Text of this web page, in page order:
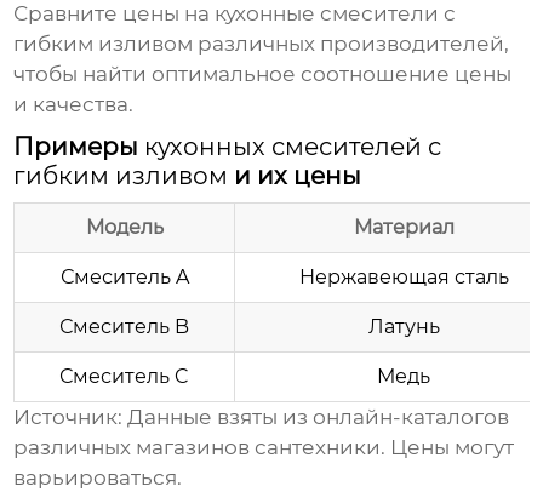
Сравните цены на кухонные смесители с
гибким изливом различных производителей,
чтобы найти оптимальное соотношение цены
и качества.
Примеры кухонных смесителей с
гибким изливом и их цены
Модель Материал
Смеситель A Нержавеющая сталь
Смеситель B Латунь
Смеситель C Медь
Источник: Данные взяты из онлайн-каталогов
различных магазинов сантехники. Цены могут
варьироваться.